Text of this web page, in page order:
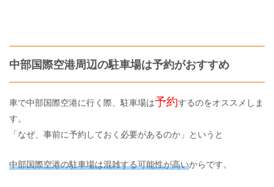
中部国際空港周辺の駐車場は予約がおすすめ
車で中部国際空港に行く際、駐車場は予約するのをオススメしま
す。
「なぜ、事前に予約しておく必要があるのか」というと
中部国際空港の駐車場は混雑する可能性が高いからです。